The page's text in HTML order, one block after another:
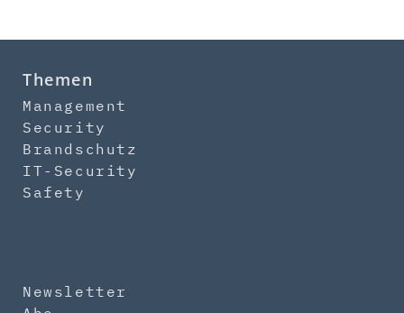
Themen
Management
Security
Brandschutz
IT-Security
Safety
Newsletter